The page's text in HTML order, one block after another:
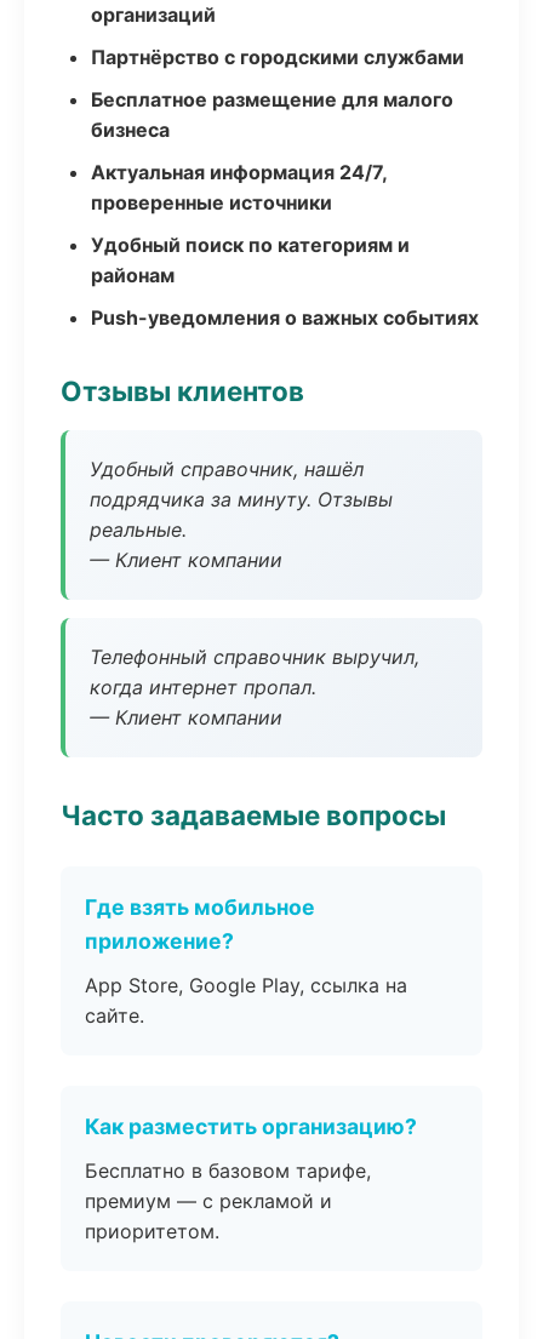
организаций
Партнёрство с городскими службами
Бесплатное размещение для малого
бизнеса
Актуальная информация 24/7,
проверенные источники
Удобный поиск по категориям и
районам
Push-уведомления о важных событиях
Отзывы клиентов
Удобный справочник, нашёл
подрядчика за минуту. Отзывы
реальные.
— Клиент компании
Телефонный справочник выручил,
когда интернет пропал.
— Клиент компании
Часто задаваемые вопросы
Где взять мобильное
приложение?
App Store, Google Play, ссылка на
сайте.
Как разместить организацию?
Бесплатно в базовом тарифе,
премиум — с рекламой и
приоритетом.